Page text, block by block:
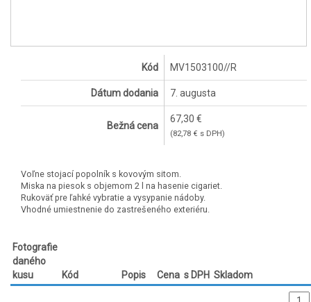
Kód MV1503100//R
Dátum dodania 7. augusta
Bežná cena
67,30 €
(82,78 € s DPH)
Voľne stojací popolník s kovovým sitom.
Miska na piesok s objemom 2 l na hasenie cigariet.
Rukoväť pre ľahké vybratie a vysypanie nádoby.
Vhodné umiestnenie do zastrešeného exteriéru.
Fotografie
daného
kusu
Kód Popis Cena s DPH Skladom